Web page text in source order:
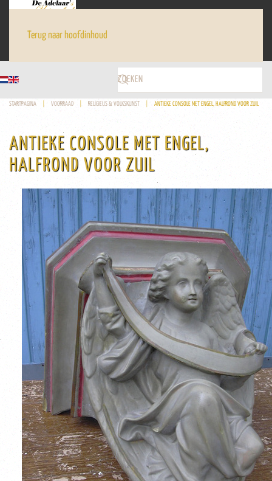
Terug naar hoofdinhoud
STARTPAGINA VOORRAAD RELIGIEUS & VOLKSKUNST ANTIEKE CONSOLE MET ENGEL, HALFROND VOOR ZUIL
ANTIEKE CONSOLE MET ENGEL,
HALFROND VOOR ZUIL